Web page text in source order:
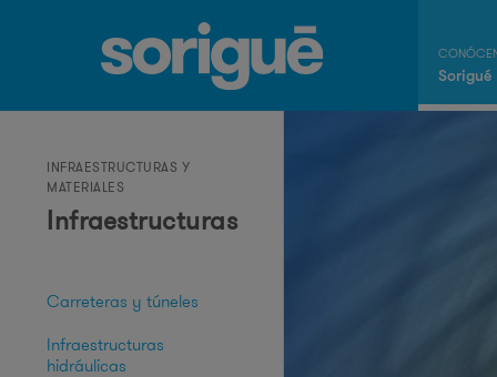
Sorigué
INFRAESTRUCTURAS Y
MATERIALES
Infraestructuras
Carreteras y túneles
Infraestructuras
hidráulicas